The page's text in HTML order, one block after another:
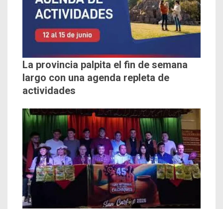
La provincia palpita el fin de semana
largo con una agenda repleta de
actividades